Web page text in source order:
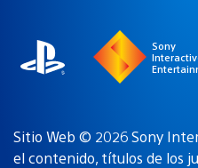
Sony
Sitio Web © 2026 Sony
el contenido, títulos de los